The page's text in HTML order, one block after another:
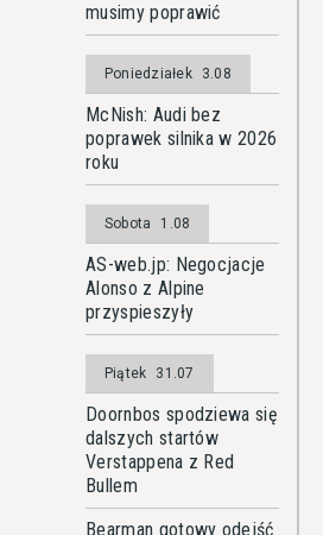
musimy poprawić
Poniedziałek 3.08
McNish: Audi bez
poprawek silnika w 2026
roku
Sobota 1.08
AS-web.jp: Negocjacje
Alonso z Alpine
przyspieszyły
Piątek 31.07
Doornbos spodziewa się
dalszych startów
Verstappena z Red
Bullem
Bearman gotowy odejść